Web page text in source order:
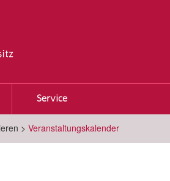
Service
> Veranstaltungskalender